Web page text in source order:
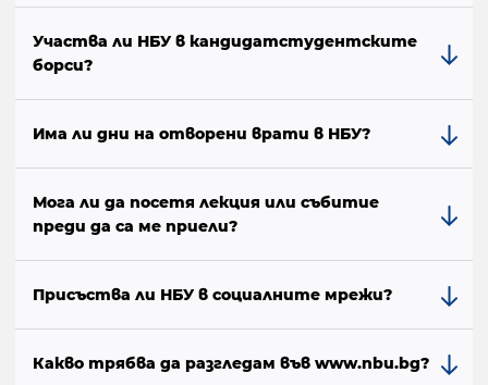
Участва ли НБУ в кандидатстудентските
борси?
Има ли дни на отворени врати в НБУ?
Мога ли да посетя лекция или събитие
преди да са ме приели?
Присъства ли НБУ в социалните мрежи?
Какво трябва да разгледам във www.nbu.bg?